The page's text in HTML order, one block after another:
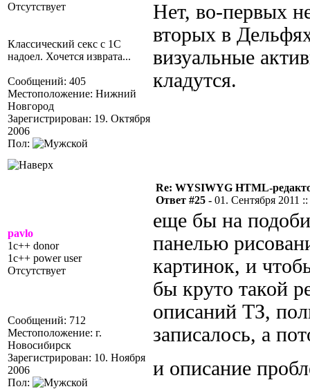
Отсутствует
Классический секс с 1С
надоел. Хочется изврата...
Сообщений: 405
Местоположение: Нижний
Новгород
Зарегистрирован: 19. Октября
2006
Пол:
Нет, во-первых
вторых в
визуальные
кладутся.
pavlo
1c++ donor
1c++ power user
Отсутствует
Сообщений: 712
Местоположение: г.
Новосибирск
Зарегистрирован: 10. Ноября
2006
Пол:
Re: WYSIWYG HTML-
Ответ #25 - 01. Сентября 2011
еще бы на
панелью
картинок, и
бы круто такой
описаний ТЗ,
записалось, а
и описание